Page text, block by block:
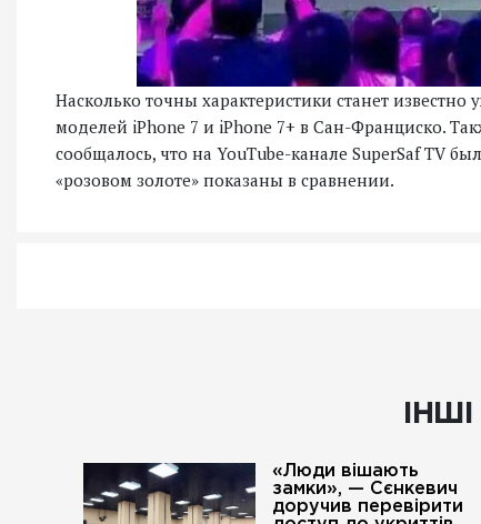
Насколько точны характеристики станет
моделей iPhone 7 и iPhone 7+ в Сан-Франциско.
сообщалось, что на YouTube-канале SuperSaf TV
«розовом золоте» показаны в сравнении.
«Люди вішають
замки», — Сєнкевич
доручив перевірити